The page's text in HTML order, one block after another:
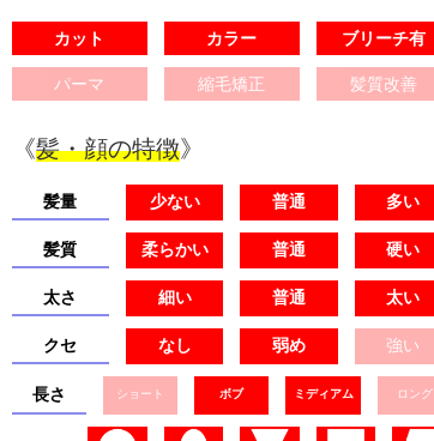
カット カラー ブリーチ有
パーマ 縮毛矯正 髪質改善
《髪・顔の特徴》
髪量 少ない 普通 多い
髪質 柔らかい 普通 硬い
太さ 細い 普通 太い
クセ なし 弱め 強い
長さ ショート ボブ ミディアム ロング